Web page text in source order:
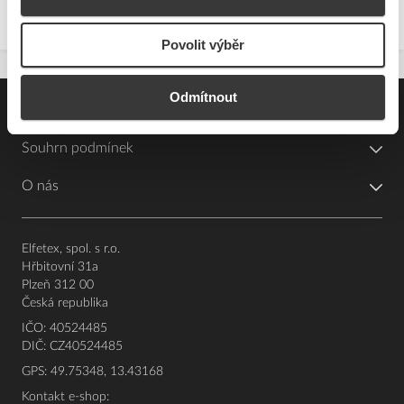
Povolit výběr
Odmítnout
Souhrn podmínek
O nás
Elfetex, spol. s r.o.
Hřbitovní 31a
Plzeň 312 00
Česká republika
IČO: 40524485
DIČ: CZ40524485
GPS: 49.75348, 13.43168
Kontakt e-shop: